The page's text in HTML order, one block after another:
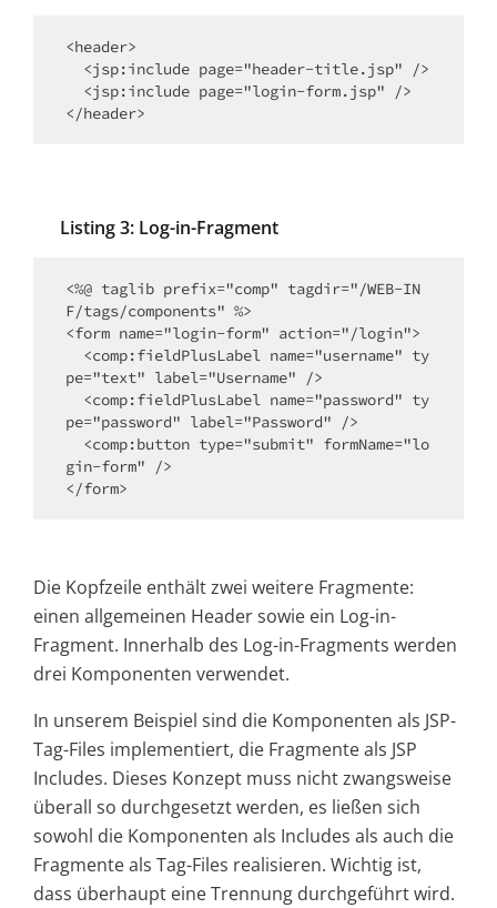
<header>
</header>
Listing 3: Log-in-Fragment
<%@ taglib prefix="comp" tagdir="/WEB-IN
F/tags/components" %>
<form name="login-form" action="/login">
pe="text" label="Username" />
pe="password" label="Password" />
gin-form" />
</form>
Die Kopfzeile enthält zwei weitere Fragmente:
einen allgemeinen Header sowie ein Log-in-
Fragment. Innerhalb des Log-in-Fragments werden
drei Komponenten verwendet.
In unserem Beispiel sind die Komponenten als JSP-
Tag-Files implementiert, die Fragmente als JSP
Includes. Dieses Konzept muss nicht zwangsweise
überall so durchgesetzt werden, es ließen sich
sowohl die Komponenten als Includes als auch die
Fragmente als Tag-Files realisieren. Wichtig ist,
dass überhaupt eine Trennung durchgeführt wird.